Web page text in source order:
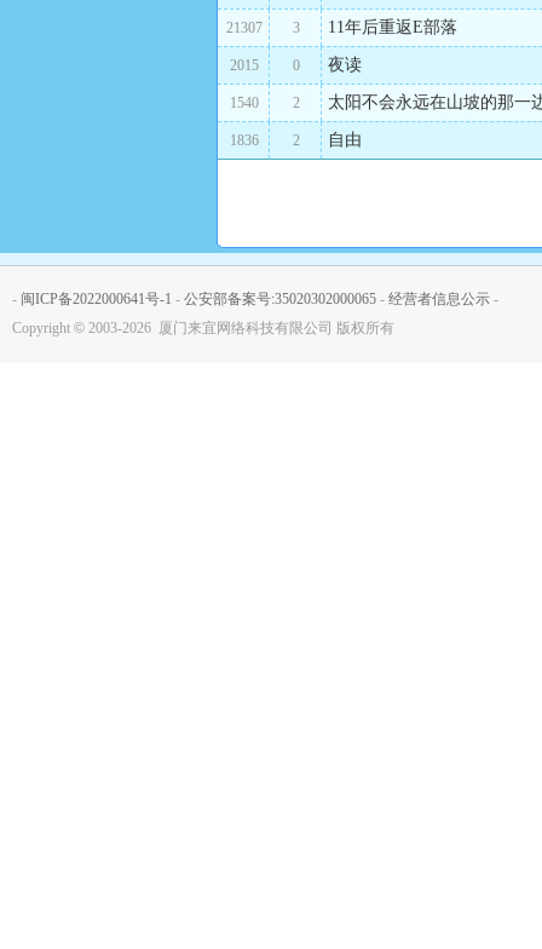
21307 3 11年后重返E部落
2015 0 夜读
1540 2 太阳不会永远在山坡的那一
1836 2 自由
- 闽ICP备2022000641号-1 - 公安部备案号:35020302000065 - 经营者信息公示 -
Copyright © 2003-2026 厦门来宜网络科技有限公司 版权所有